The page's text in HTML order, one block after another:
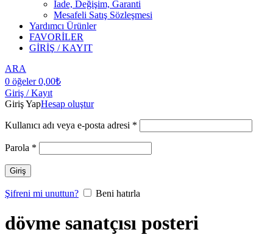
İade, Değişim, Garanti
Mesafeli Satış Sözleşmesi
Yardımcı Ürünler
FAVORİLER
GİRİŞ / KAYIT
ARA
0 öğeler 0,00₺
Giriş / Kayıt
Giriş YapHesap oluştur
Kullanıcı adı veya e-posta adresi *
Parola *
Giriş
Şifreni mi unuttun? Beni hatırla
dövme sanatçısı posteri